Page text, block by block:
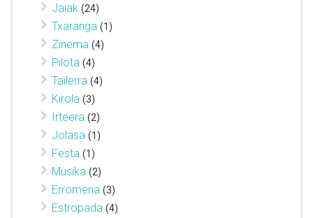
Jaiak (24)
Txaranga (1)
Zinema (4)
Pilota (4)
Tailerra (4)
Kirola (3)
Irteera (2)
Jolasa (1)
Festa (1)
Musika (2)
Erromeria (3)
Estropada (4)